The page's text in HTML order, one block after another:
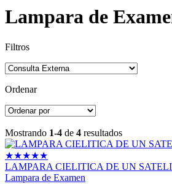
Lampara de
Filtros
Ordenar
Mostrando 1-4 de 4 resultados
★★★★★
LAMPARA CIELITICA DE UN
Lampara de Examen